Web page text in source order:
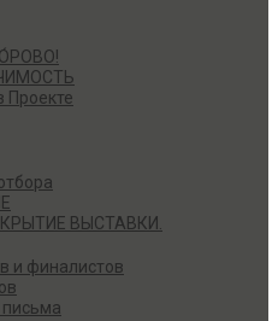
Проекте
ВЫСТАВКИ.
и финалистов